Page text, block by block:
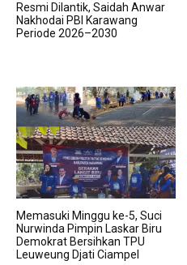
Resmi Dilantik, Saidah Anwar
Nakhodai PBI Karawang
Periode 2026–2030
Memasuki Minggu ke-5, Suci
Nurwinda Pimpin Laskar Biru
Demokrat Bersihkan TPU
Leuweung Djati Ciampel